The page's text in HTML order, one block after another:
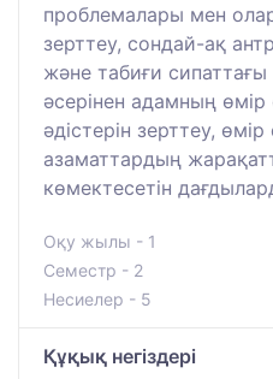
проблемалары мен
зерттеу, сондай-ақ
және табиғи
әсерінен адамның
әдістерін зерттеу,
азаматтардың
көмектесетін
Оқу жылы - 1
Семестр - 2
Несиелер - 5
Құқық негіздері